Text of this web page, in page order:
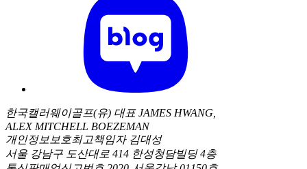
한국캘러웨이골프(유) 대표 JAMES HWANG,
ALEX MITCHELL BOEZEMAN
개인정보보호최고책임자 김대성
서울 강남구 도산대로 414 한성청담빌딩 4층